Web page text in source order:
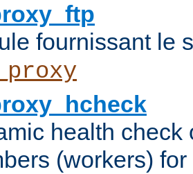
fournissant le
health check
(workers) for